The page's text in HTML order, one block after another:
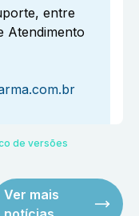
entre
Atendimento
de versões
Ver mais